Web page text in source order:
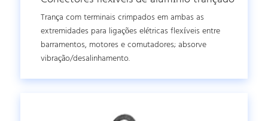
Trança com terminais crimpados em ambas as
extremidades para ligações elétricas flexíveis entre
barramentos, motores e comutadores; absorve
vibração/desalinhamento.